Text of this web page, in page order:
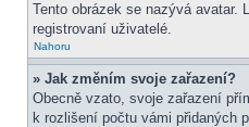
Tento obrázek se nazývá avatar.
registrovaní uživatelé.
Nahoru
» Jak změním svoje zařazení?
Obecně vzato, svoje zařazení
k rozlišení počtu vámi přidaných